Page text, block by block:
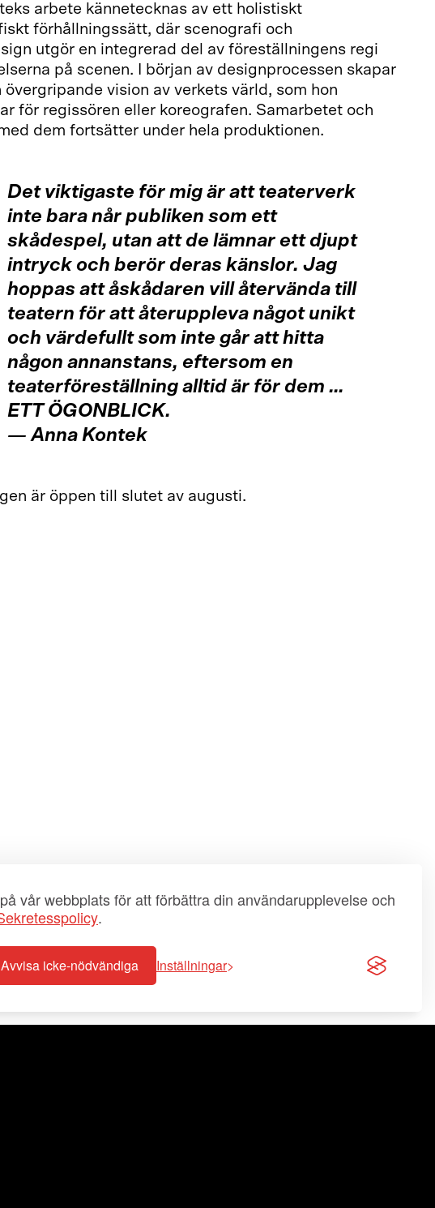
vår webbplats för att förbättra din användarupplevelse och
.
Avvisa icke-nödvändiga Inställningar
arbete kännetecknas av ett holistiskt
förhållningssätt, där scenografi och
utgör en integrerad del av föreställningens regi
på scenen. I början av designprocessen skapar
övergripande vision av verkets värld, som hon
för regissören eller koreografen. Samarbetet och
dem fortsätter under hela produktionen.
Det viktigaste för mig är att teaterverk
inte bara når publiken som ett
skådespel, utan att de lämnar ett djupt
intryck och berör deras känslor. Jag
hoppas att åskådaren vill återvända till
teatern för att återuppleva något unikt
och värdefullt som inte går att hitta
någon annanstans, eftersom en
teaterföreställning alltid är för dem …
ETT ÖGONBLICK.
—Anna Kontek
är öppen till slutet av augusti.